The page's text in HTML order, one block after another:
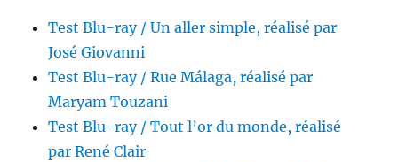
Test Blu-ray / Un aller simple, réalisé par
José Giovanni
Test Blu-ray / Rue Málaga, réalisé par
Maryam Touzani
Test Blu-ray / Tout l’or du monde, réalisé
par René Clair